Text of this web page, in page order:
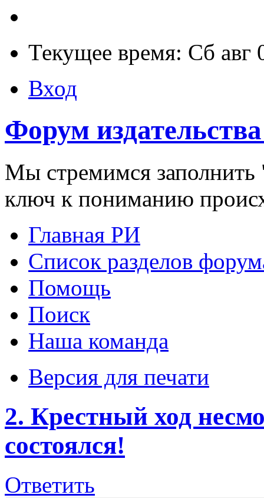
Текущее время: Сб авг
Вход
Форум
Мы стремимся заполнить
ключ к пониманию
Главная РИ
Список разделов
Помощь
Поиск
Наша команда
Версия для печати
2. Крестный ход
состоялся!
Ответить